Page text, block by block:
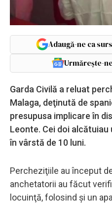
Adaugă-ne ca
Urmărește-
Garda Civilă a reluat
Malaga, deţinută de
presupusa implicare în
Leonte. Cei doi
în vârstă de 10 luni.
Percheziţiile au început
anchetatorii au făcut
locuinţă, folosind şi un